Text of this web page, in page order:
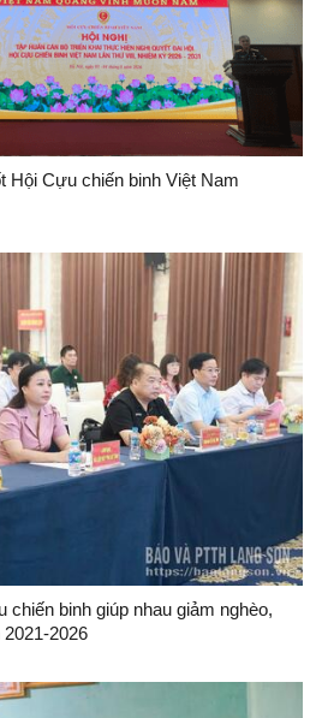
Hội Cựu chiến binh Việt Nam
chiến binh giúp nhau giảm nghèo,
2021-2026